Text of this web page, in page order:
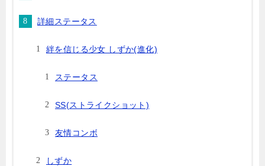
詳細ステータス
絆を信じる少女 しずか(進化)
ステータス
SS(ストライクショット)
友情コンボ
しずか